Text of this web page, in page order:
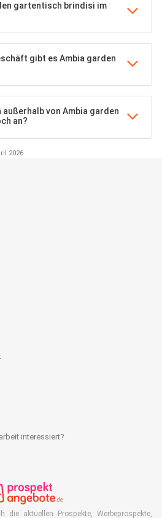
gartentisch brindisi im
gibt es Ambia garden
von Ambia garden
an?
2026
interessiert?
die aktuellen Prospekte, Werbeprospekte,